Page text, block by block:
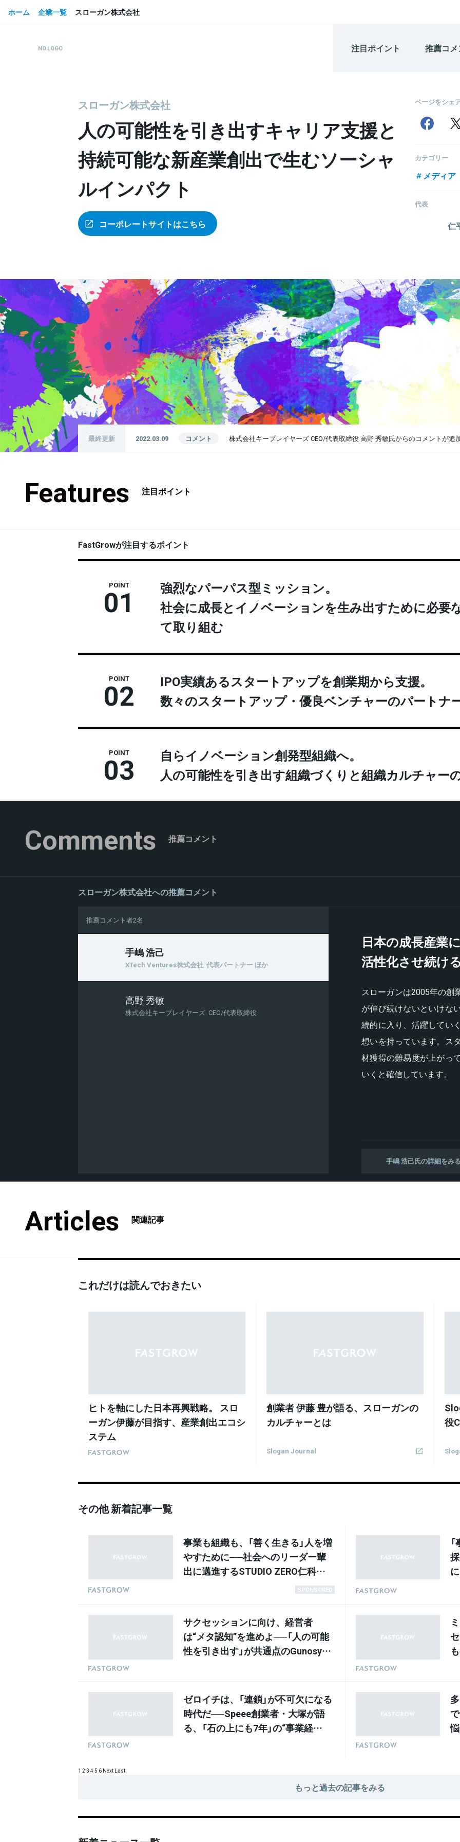
ホーム 企業一覧 スローガン株式会社
注目ポイント 推薦コ
スローガン株式会社
人の可能性を引き出すキャリア支援と
持続可能な新産業創出で生むソーシャ
ルインパクト
コーポレートサイトはこちら
ページをシェ
カテゴリー
メディア
代表
仁
最終更新 2022.03.09 コメント 株式会社キープレイヤーズ CEO/代表取締役 高野 秀敏氏からのコメントが追
Features 注目ポイント
FastGrowが注目するポイント
POINT
01
強烈なパーパス型ミッション。
社会に成長とイノベーションを生み出すために必要
て取り組む
POINT
02
IPO実績あるスタートアップを創業期から支援。
数々のスタートアップ・優良ベンチャーのパートナ
POINT
03
自らイノベーション創発型組織へ。
人の可能性を引き出す組織づくりと組織カルチャー
Comments 推薦コメント
スローガン株式会社への推薦コメント
推薦コメント者2名
手嶋 浩己
XTech Ventures株式会社 代表パートナー ほか
高野 秀敏
株式会社キープレイヤーズ CEO/代表取締役
日本の成長産業
活性化させ続け
スローガンは2005年の創
が伸び続けないといけな
続的に入り、活躍してい
想いを持っています。ス
材獲得の難易度が上がっ
いくと確信しています。
手嶋 浩己氏の詳細をみ
Articles 関連記事
これだけは読んでおきたい
ヒトを軸にした日本再興戦略。 スロ
ーガン伊藤が目指す、産業創出エコシ
ステム
創業者 伊藤 豊が語る、スローガンの
カルチャーとは
Slogan Journal
役
その他 新着記事一覧
事業も組織も、「善く生きる」人を増
やすために──社会へのリーダー輩
出に邁進するSTUDIO ZERO仁科の
SPONSORED
サクセッションに向け、経営者
は“メタ認知”を進めよ──「人の可能
性を引き出す」が共通点のGunosy・
ゼロイチは、「連鎖」が不可欠になる
時代だ──Speee創業者・大塚が語
る、「石の上にも7年」の“事業経
1 2 3 4 5 6 Next Last
もっと過去の記事をみる